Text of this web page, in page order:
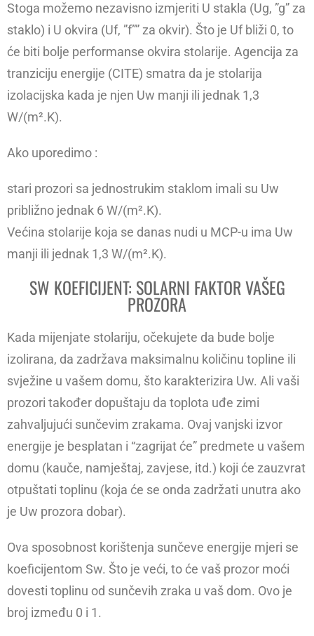
Stoga možemo nezavisno izmjeriti U stakla (Ug, ”g” za
staklo) i U okvira (Uf, ”f”” za okvir). Što je Uf bliži 0, to
će biti bolje performanse okvira stolarije. Agencija za
tranziciju energije (CITE) smatra da je stolarija
izolacijska kada je njen Uw manji ili jednak 1,3
W/(m².K).
Ako uporedimo :
stari prozori sa jednostrukim staklom imali su Uw
približno jednak 6 W/(m².K).
Većina stolarije koja se danas nudi u MCP-u ima Uw
manji ili jednak 1,3 W/(m².K).
SW KOEFICIJENT: SOLARNI FAKTOR VAŠEG
PROZORA
Kada mijenjate stolariju, očekujete da bude bolje
izolirana, da zadržava maksimalnu količinu topline ili
svježine u vašem domu, što karakterizira Uw. Ali vaši
prozori također dopuštaju da toplota uđe zimi
zahvaljujući sunčevim zrakama. Ovaj vanjski izvor
energije je besplatan i “zagrijat će” predmete u vašem
domu (kauče, namještaj, zavjese, itd.) koji će zauzvrat
otpuštati toplinu (koja će se onda zadržati unutra ako
je Uw prozora dobar).
Ova sposobnost korištenja sunčeve energije mjeri se
koeficijentom Sw. Što je veći, to će vaš prozor moći
dovesti toplinu od sunčevih zraka u vaš dom. Ovo je
broj između 0 i 1.